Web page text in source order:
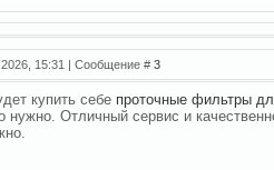
15:31 | Сообщение #3
купить себе проточные фильтры
нужно. Отличный сервис и